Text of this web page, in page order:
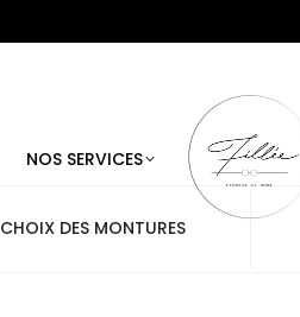
NOS SERVICES
CHOIX DES MONTURES